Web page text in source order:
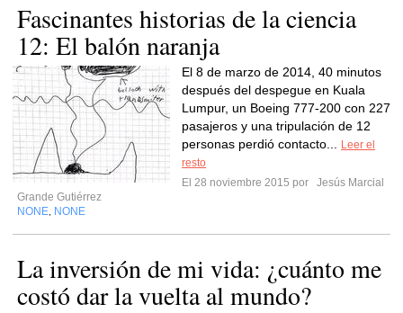
Fascinantes historias de la ciencia
12: El balón naranja
El 8 de marzo de 2014, 40 minutos
después del despegue en Kuala
Lumpur, un Boeing 777-200 con 227
pasajeros y una tripulación de 12
personas perdió contacto...
Leer el
resto
El 28 noviembre 2015 por
Jesús Marcial
Grande Gutiérrez
NONE NONE
La inversión de mi vida: ¿cuánto me
costó dar la vuelta al mundo?